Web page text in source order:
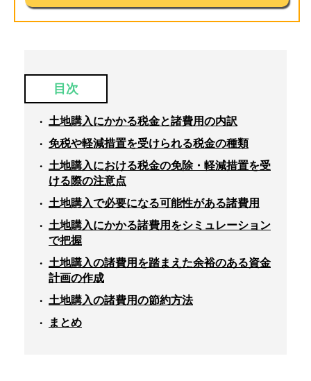
目次
土地購入にかかる税金と諸費用の内訳
免税や軽減措置を受けられる税金の種類
土地購入における税金の免除・軽減措置を受
ける際の注意点
土地購入で必要になる可能性がある諸費用
土地購入にかかる諸費用をシミュレーション
で把握
土地購入の諸費用を踏まえた余裕のある資金
計画の作成
土地購入の諸費用の節約方法
まとめ